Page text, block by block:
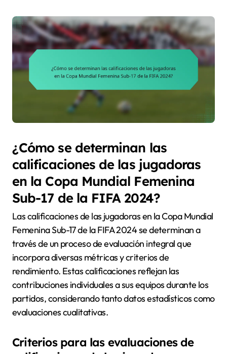
¿Cómo se determinan las
calificaciones de las jugadoras
en la Copa Mundial Femenina
Sub-17 de la FIFA 2024?
Las calificaciones de las jugadoras en la Copa Mundial
Femenina Sub-17 de la FIFA 2024 se determinan a
través de un proceso de evaluación integral que
incorpora diversas métricas y criterios de
rendimiento. Estas calificaciones reflejan las
contribuciones individuales a sus equipos durante los
partidos, considerando tanto datos estadísticos como
evaluaciones cualitativas.
Criterios para las evaluaciones de